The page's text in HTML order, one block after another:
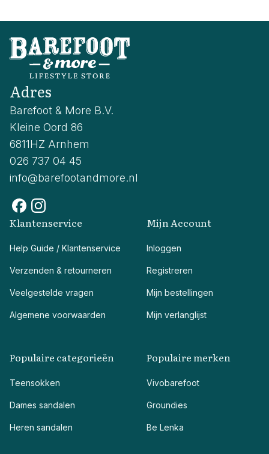
Adres
Barefoot & More B.V.
Kleine Oord 86
6811HZ Arnhem
026 737 04 45
info@barefootandmore.nl
Klantenservice
Help Guide / Klantenservice
Verzenden & retourneren
Veelgestelde vragen
Algemene voorwaarden
Mijn Account
Inloggen
Registreren
Mijn bestellingen
Mijn verlanglijst
Populaire categorieën
Teensokken
Dames sandalen
Heren sandalen
Populaire merken
Vivobarefoot
Groundies
Be Lenka